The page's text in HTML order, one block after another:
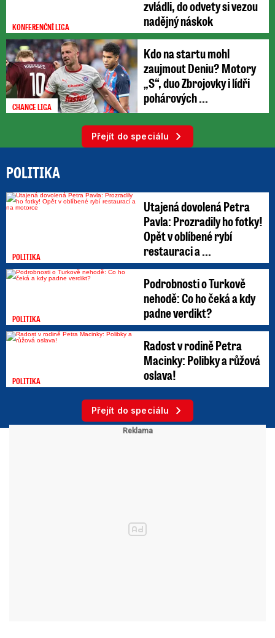
KONFERENČNÍ LIGA
zvládli, do odvety si vezou
nadějný náskok
CHANCE LIGA
Kdo na startu mohl
zaujmout Deniu? Motory
„S“, duo Zbrojovky i lídři
pohárových ...
Přejít do speciálu
POLITIKA
POLITIKA
Utajená dovolená Petra
Pavla: Prozradily ho fotky!
Opět v oblíbené rybí
restauraci a ...
POLITIKA
Podrobnosti o Turkově
nehodě: Co ho čeká a kdy
padne verdikt?
POLITIKA
Radost v rodině Petra
Macinky: Polibky a růžová
oslava!
Přejít do speciálu